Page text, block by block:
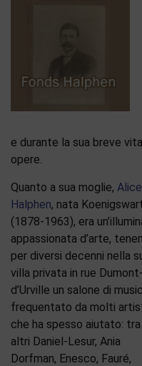
e durante la sua breve
opere.
Quanto a sua moglie, Alice
Halphen, nata
(1878-1963), era
appassionata d’arte,
per diversi decenni nella
villa privata in rue Dumont-
d’Urville un salone di
frequentato da molti
che ha spesso aiutato:
altri Daniel-Lesur, Ania
Dorfman, Enesco, Fauré,